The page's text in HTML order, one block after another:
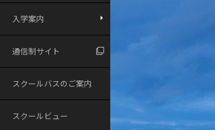
入学案内
通信制サイト
スクールバスのご案内
スクールビュー